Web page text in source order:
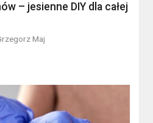
– jesienne DIY dla całej
Maj